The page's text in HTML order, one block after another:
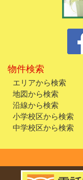
物件検索
エリアから検索
地図から検索
沿線から検索
小学校区から検索
中学校区から検索